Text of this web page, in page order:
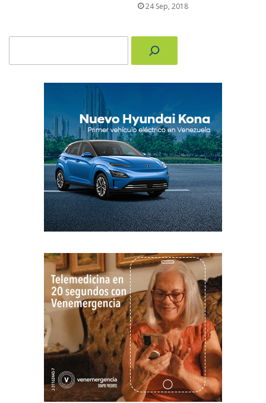
24 Sep, 2018